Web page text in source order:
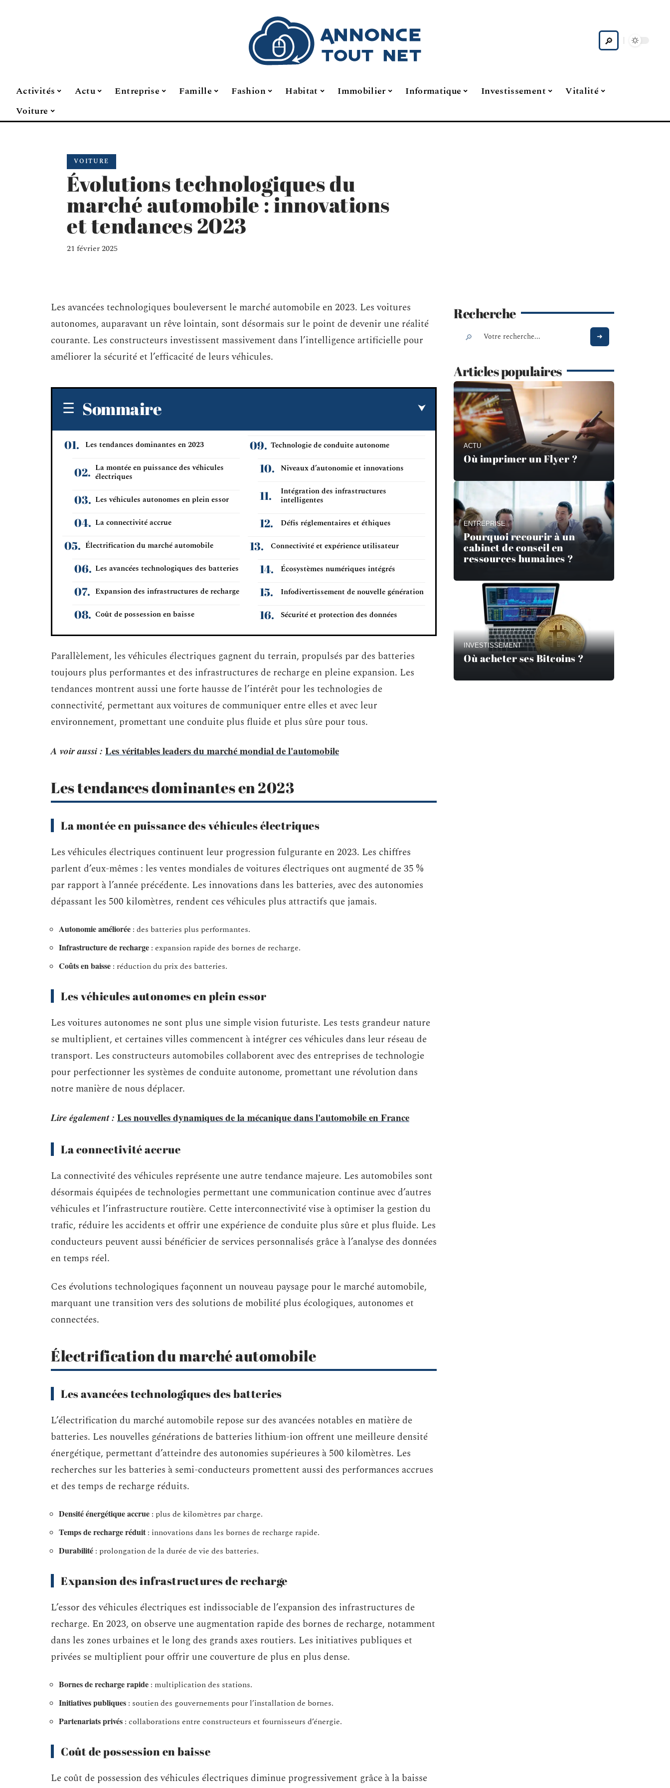
Activités Actu Entreprise Famille Fashion Habitat Immobilier Informatique Investissement
Vitalité
Voiture
VOITURE
Évolutions technologiques du
marché automobile : innovations
et tendances 2023
21 février 2025
Les avancées technologiques bouleversent le marché automobile en 2023. Les voitures
autonomes, auparavant un rêve lointain, sont désormais sur le point de devenir une réalité
courante. Les constructeurs investissent massivement dans l’intelligence artificielle pour
améliorer la sécurité et l’efficacité de leurs véhicules.
Sommaire
Les tendances dominantes en 2023
La montée en puissance des véhicules
électriques
Les véhicules autonomes en plein essor
La connectivité accrue
Électrification du marché automobile
Les avancées technologiques des batteries
Expansion des infrastructures de recharge
Coût de possession en baisse
Technologie de conduite autonome
Niveaux d’autonomie et innovations
Intégration des infrastructures
intelligentes
Défis réglementaires et éthiques
Connectivité et expérience utilisateur
Écosystèmes numériques intégrés
Infodivertissement de nouvelle génération
Sécurité et protection des données
Parallèlement, les véhicules électriques gagnent du terrain, propulsés par des batteries
toujours plus performantes et des infrastructures de recharge en pleine expansion. Les
tendances montrent aussi une forte hausse de l’intérêt pour les technologies de
connectivité, permettant aux voitures de communiquer entre elles et avec leur
environnement, promettant une conduite plus fluide et plus sûre pour tous.
A voir aussi : Les véritables leaders du marché mondial de l'automobile
Les tendances dominantes en 2023
La montée en puissance des véhicules électriques
Les véhicules électriques continuent leur progression fulgurante en 2023. Les chiffres
parlent d’eux-mêmes : les ventes mondiales de voitures électriques ont augmenté de 35 %
par rapport à l’année précédente. Les innovations dans les batteries, avec des autonomies
dépassant les 500 kilomètres, rendent ces véhicules plus attractifs que jamais.
Autonomie améliorée : des batteries plus performantes.
Infrastructure de recharge : expansion rapide des bornes de recharge.
Coûts en baisse : réduction du prix des batteries.
Les véhicules autonomes en plein essor
Les voitures autonomes ne sont plus une simple vision futuriste. Les tests grandeur nature
se multiplient, et certaines villes commencent à intégrer ces véhicules dans leur réseau de
transport. Les constructeurs automobiles collaborent avec des entreprises de technologie
pour perfectionner les systèmes de conduite autonome, promettant une révolution dans
notre manière de nous déplacer.
Lire également : Les nouvelles dynamiques de la mécanique dans l'automobile en France
La connectivité accrue
La connectivité des véhicules représente une autre tendance majeure. Les automobiles sont
désormais équipées de technologies permettant une communication continue avec d’autres
véhicules et l’infrastructure routière. Cette interconnectivité vise à optimiser la gestion du
trafic, réduire les accidents et offrir une expérience de conduite plus sûre et plus fluide. Les
conducteurs peuvent aussi bénéficier de services personnalisés grâce à l’analyse des données
en temps réel.
Ces évolutions technologiques façonnent un nouveau paysage pour le marché automobile,
marquant une transition vers des solutions de mobilité plus écologiques, autonomes et
connectées.
Électrification du marché automobile
Les avancées technologiques des batteries
L’électrification du marché automobile repose sur des avancées notables en matière de
batteries. Les nouvelles générations de batteries lithium-ion offrent une meilleure densité
énergétique, permettant d’atteindre des autonomies supérieures à 500 kilomètres. Les
recherches sur les batteries à semi-conducteurs promettent aussi des performances accrues
et des temps de recharge réduits.
Densité énergétique accrue : plus de kilomètres par charge.
Temps de recharge réduit : innovations dans les bornes de recharge rapide.
Durabilité : prolongation de la durée de vie des batteries.
Expansion des infrastructures de recharge
L’essor des véhicules électriques est indissociable de l’expansion des infrastructures de
recharge. En 2023, on observe une augmentation rapide des bornes de recharge, notamment
dans les zones urbaines et le long des grands axes routiers. Les initiatives publiques et
privées se multiplient pour offrir une couverture de plus en plus dense.
Bornes de recharge rapide : multiplication des stations.
Initiatives publiques : soutien des gouvernements pour l’installation de bornes.
Partenariats privés : collaborations entre constructeurs et fournisseurs d’énergie.
Coût de possession en baisse
Le coût de possession des véhicules électriques diminue progressivement grâce à la baisse
Recherche
Articles populaires
ACTU
Où imprimer un Flyer ?
ENTREPRISE
Pourquoi recourir à un
cabinet de conseil en
ressources humaines ?
INVESTISSEMENT
Où acheter ses Bitcoins ?